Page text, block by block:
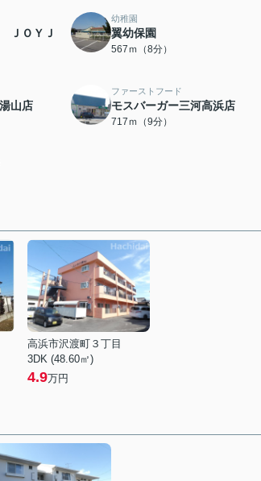
ＪＯＹＪ
幼稚園
翼幼保園
567ｍ（8分）
山店
ファーストフード
モスバーガー三河高浜店
717ｍ（9分）
高浜市沢渡町３丁目
3DK (48.60㎡)
4.9万円